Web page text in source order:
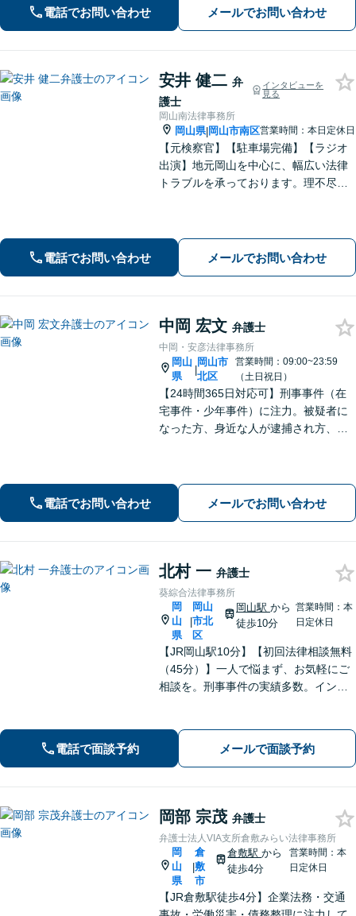
件】学校トラブル・いじめ問題に注力
【企業法務】予防法務・紛争対応お任
せください。
電話でお問い合わせ メールでお問い合わせ
安井 健二 弁
護士
インタビューを
見る
岡山南法律事務所
岡山県|岡山市南区営業時間：本日定休日
【元検察官】【駐車場完備】【ラジオ
出演】地元岡山を中心に、幅広い法律
トラブルを承っております。理不尽な
にご相談ください【WEB面談｜夜間面
談可】
電話でお問い合わせ メールでお問い合わせ
中岡 宏文 弁護士
中岡・安彦法律事務所
岡山
県
|
岡山市
北区
営業時間：09:00~23:59
（土日祝日）
【24時間365日対応可】刑事事件（在
宅事件・少年事件）に注力。被疑者に
なった方、身近な人が逮捕され方、す
電話でお問い合わせ メールでお問い合わせ
北村 一 弁護士
葵綜合法律事務所
岡
山
県
|
岡山
市北
区
岡山駅 から
徒歩10分
営業時間：本
日定休日
【JR岡山駅10分】【初回法律相談無料
（45分）】一人で悩まず、お気軽にご
相談を。刑事事件の実績多数。インタ
は、事前予約で休日・夜間も対応
電話で面談予約 メールで面談予約
岡部 宗茂 弁護士
弁護士法人VIA支所倉敷みらい法律事務所
岡
山
県
|
倉
敷
市
倉敷駅から
徒歩4分
営業時間：本
日定休日
【JR倉敷駅徒歩4分】企業法務・交通